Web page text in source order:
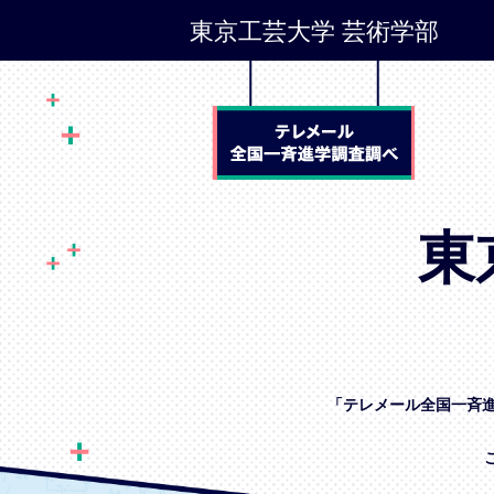
東京工芸大学 芸術学部
東
「テレメール全国一斉